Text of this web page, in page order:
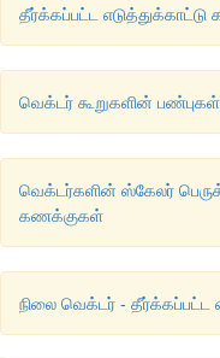
தீர்க்கப்பட்ட
வெக்டர் கூறுகளின்
வெக்டர்களின் ஸ்கேலர்
கணக்குகள்
நிலை வெக்டர் - தீர்க்கப்பட்ட